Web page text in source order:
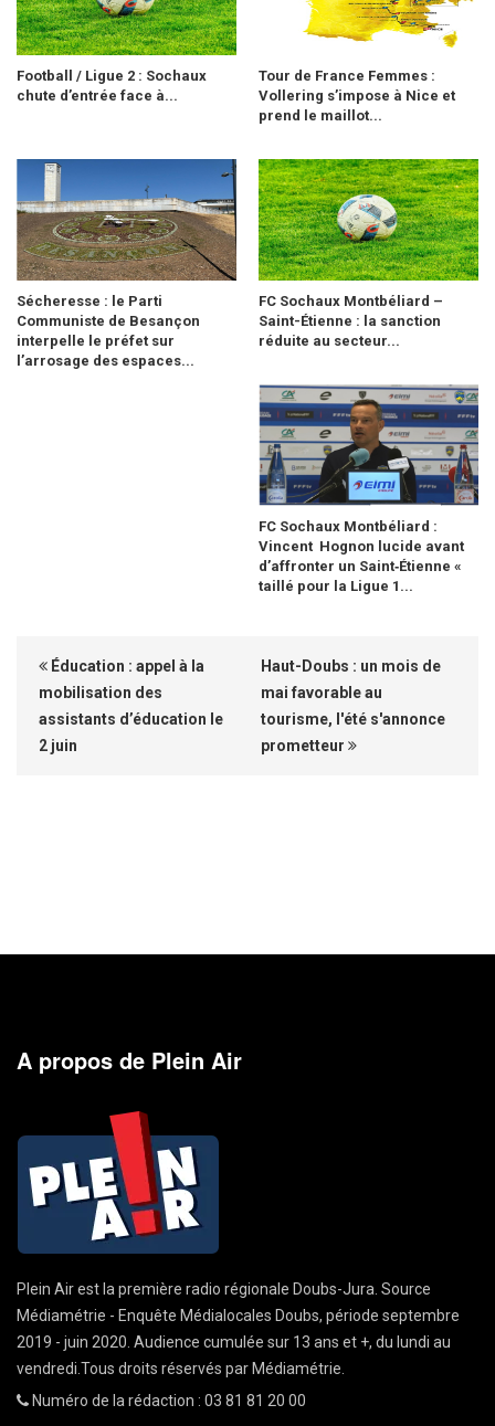
Football / Ligue 2 : Sochaux
chute d’entrée face à...
Tour de France Femmes :
Vollering s’impose à Nice et
prend le maillot...
Sécheresse : le Parti
Communiste de Besançon
interpelle le préfet sur
l’arrosage des espaces...
FC Sochaux Montbéliard –
Saint-Étienne : la sanction
réduite au secteur...
FC Sochaux Montbéliard :
Vincent Hognon lucide avant
d’affronter un Saint‑Étienne «
taillé pour la Ligue 1...
Éducation : appel à la
mobilisation des
assistants d’éducation le
2 juin
Haut-Doubs : un mois de
mai favorable au
tourisme, l'été s'annonce
prometteur
A propos de Plein Air
Plein Air est la première radio régionale Doubs-Jura. Source
Médiamétrie - Enquête Médialocales Doubs, période septembre
2019 - juin 2020. Audience cumulée sur 13 ans et +, du lundi au
vendredi.Tous droits réservés par Médiamétrie.
Numéro de la rédaction : 03 81 81 20 00